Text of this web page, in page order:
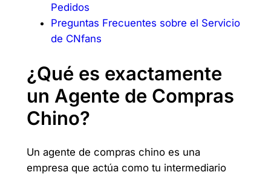
Pedidos
Preguntas Frecuentes sobre el Servicio
de CNfans
¿Qué es exactamente
un Agente de Compras
Chino?
Un agente de compras chino es una
empresa que actúa como tu intermediario